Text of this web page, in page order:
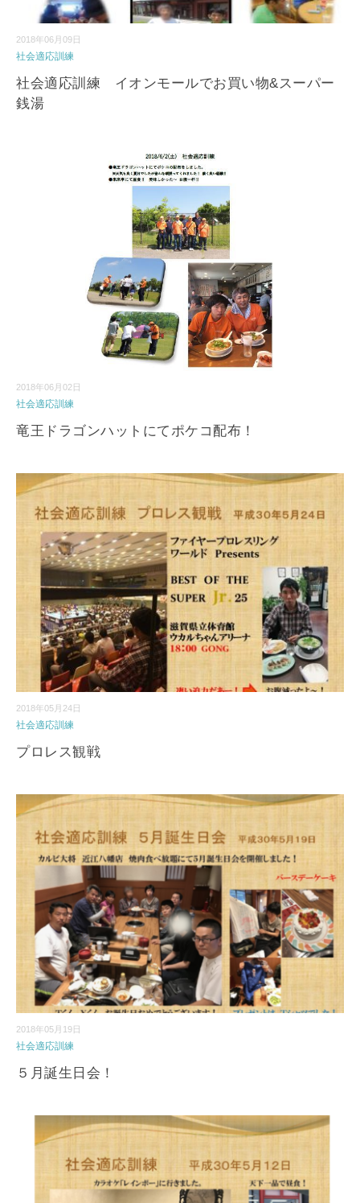
2018年06月09日
社会適応訓練
社会適応訓練 イオンモールでお買い物&スーパー
銭湯
2018年06月02日
社会適応訓練
竜王ドラゴンハットにてポケコ配布！
2018年05月24日
社会適応訓練
プロレス観戦
2018年05月19日
社会適応訓練
５月誕生日会！